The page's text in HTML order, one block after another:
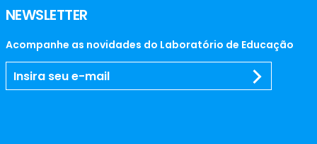
NEWSLETTER
Acompanhe as novidades do Laboratório de Educação